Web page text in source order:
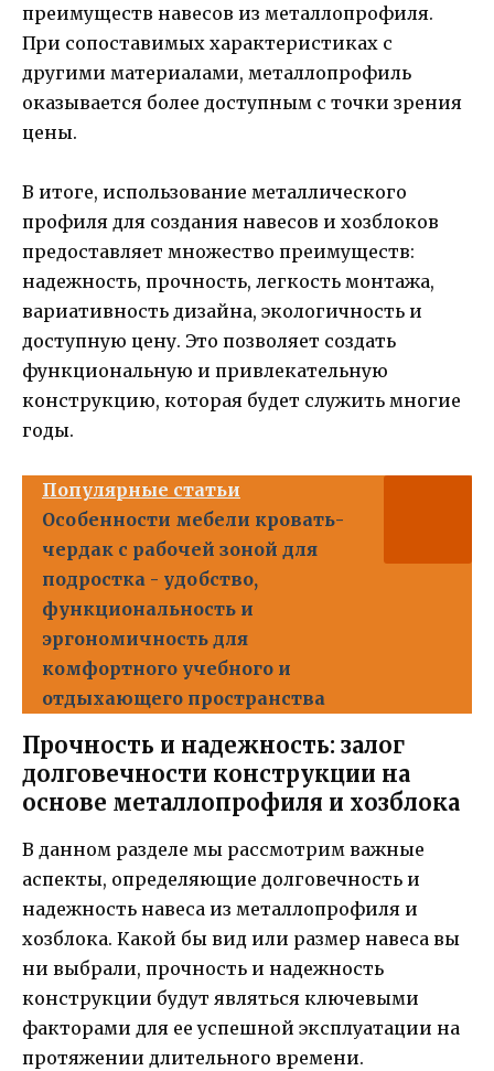
преимуществ навесов из металлопрофиля.
При сопоставимых характеристиках с
другими материалами, металлопрофиль
оказывается более доступным с точки зрения
цены.
В итоге, использование металлического
профиля для создания навесов и хозблоков
предоставляет множество преимуществ:
надежность, прочность, легкость монтажа,
вариативность дизайна, экологичность и
доступную цену. Это позволяет создать
функциональную и привлекательную
конструкцию, которая будет служить многие
годы.
Популярные статьи
Особенности мебели кровать-
чердак с рабочей зоной для
подростка - удобство,
функциональность и
эргономичность для
комфортного учебного и
отдыхающего пространства
Прочность и надежность: залог
долговечности конструкции на
основе металлопрофиля и хозблока
В данном разделе мы рассмотрим важные
аспекты, определяющие долговечность и
надежность навеса из металлопрофиля и
хозблока. Какой бы вид или размер навеса вы
ни выбрали, прочность и надежность
конструкции будут являться ключевыми
факторами для ее успешной эксплуатации на
протяжении длительного времени.